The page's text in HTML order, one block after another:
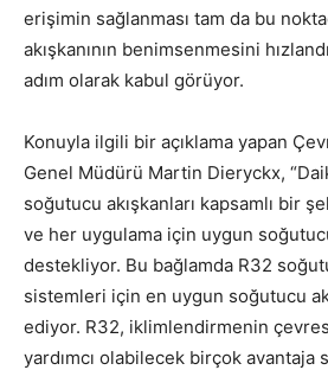
erişimin sağlanması tam da bu
akışkanının benimsenmesini
adım olarak kabul görüyor.
Konuyla ilgili bir açıklama yapan
Genel Müdürü Martin Dieryckx,
soğutucu akışkanları kapsamlı bir
ve her uygulama için uygun
destekliyor. Bu bağlamda R32
sistemleri için en uygun soğutucu
ediyor. R32, iklimlendirmenin
yardımcı olabilecek birçok avantaja